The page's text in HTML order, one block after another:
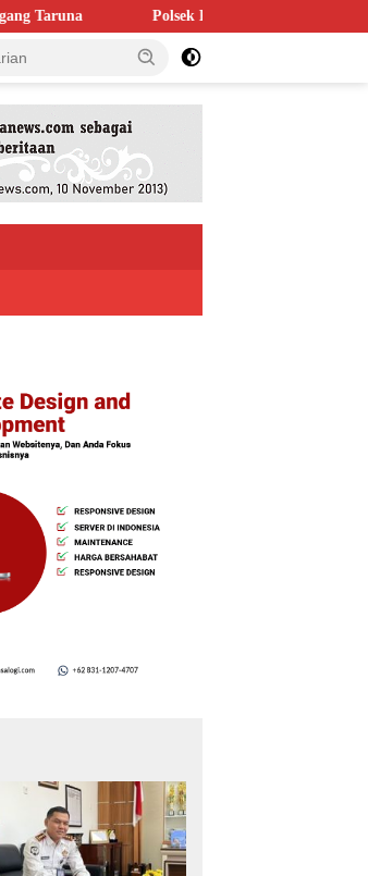
Polsek Kaligondang Salurkan 1.200 Liter Air Bersih